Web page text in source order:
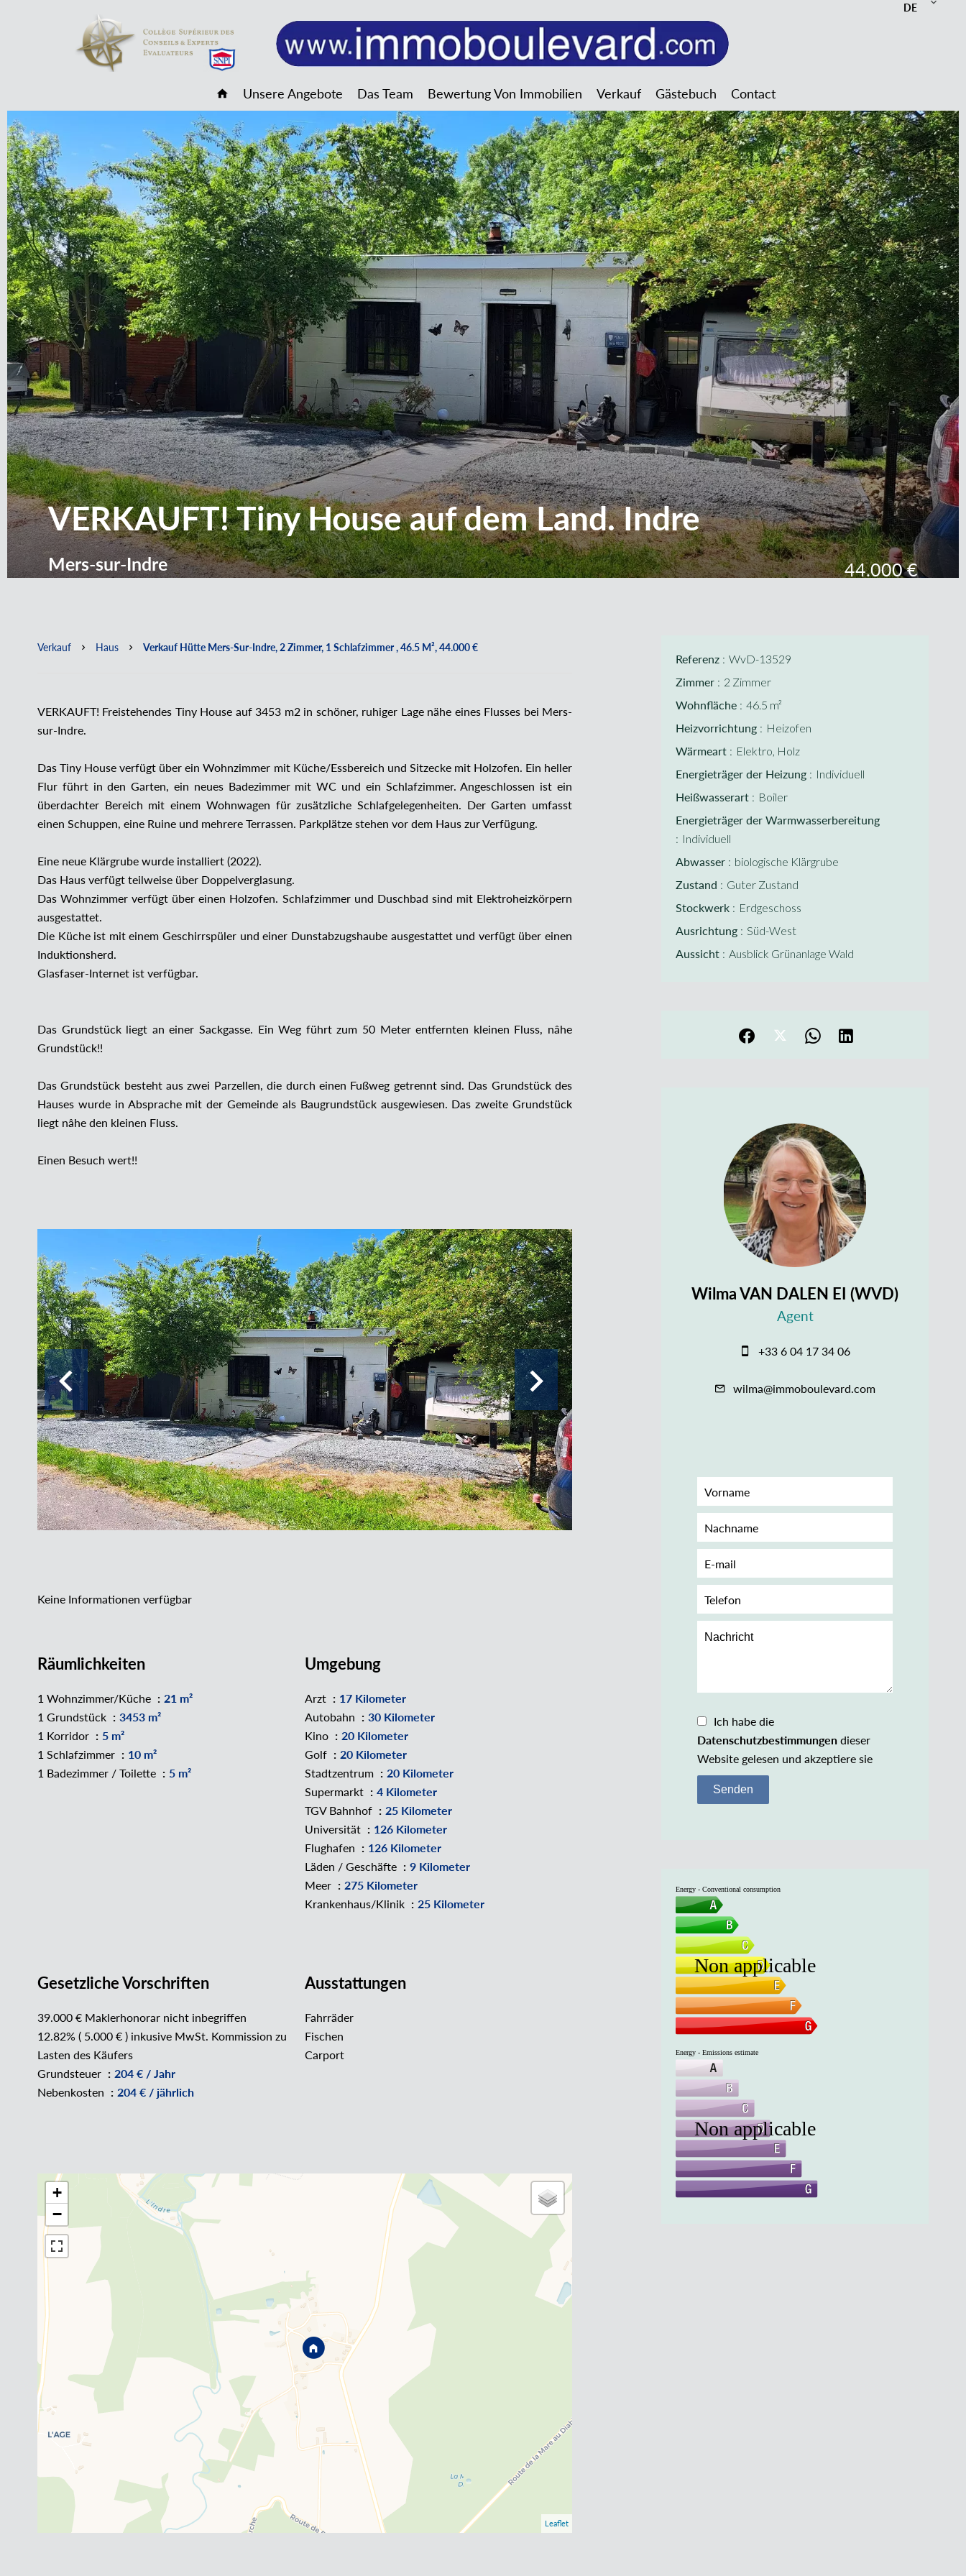
DE
Unsere Angebote Das Team Bewertung Von Immobilien Verkauf Gästebuch Contact
VERKAUFT! Tiny House auf dem Land. Indre
Mers-sur-Indre 44.000 €
Verkauf Haus Verkauf Hütte Mers-Sur-Indre, 2 Zimmer, 1 Schlafzimmer , 46.5 M², 44.000 €
VERKAUFT! Freistehendes Tiny House auf 3453 m2 in schöner, ruhiger Lage nähe eines Flusses bei Mers-
sur-Indre.
Das Tiny House verfügt über ein Wohnzimmer mit Küche/Essbereich und Sitzecke mit Holzofen. Ein heller
Flur führt in den Garten, ein neues Badezimmer mit WC und ein Schlafzimmer. Angeschlossen ist ein
überdachter Bereich mit einem Wohnwagen für zusätzliche Schlafgelegenheiten. Der Garten umfasst
einen Schuppen, eine Ruine und mehrere Terrassen. Parkplätze stehen vor dem Haus zur Verfügung.
Eine neue Klärgrube wurde installiert (2022).
Das Haus verfügt teilweise über Doppelverglasung.
Das Wohnzimmer verfügt über einen Holzofen. Schlafzimmer und Duschbad sind mit Elektroheizkörpern
ausgestattet.
Die Küche ist mit einem Geschirrspüler und einer Dunstabzugshaube ausgestattet und verfügt über einen
Induktionsherd.
Glasfaser-Internet ist verfügbar.
Das Grundstück liegt an einer Sackgasse. Ein Weg führt zum 50 Meter entfernten kleinen Fluss, nâhe
Grundstück!!
Das Grundstück besteht aus zwei Parzellen, die durch einen Fußweg getrennt sind. Das Grundstück des
Hauses wurde in Absprache mit der Gemeinde als Baugrundstück ausgewiesen. Das zweite Grundstück
liegt nâhe den kleinen Fluss.
Einen Besuch wert!!
Keine Informationen verfügbar
Räumlichkeiten
1 Wohnzimmer/Küche
21 m²
1 Grundstück
3453 m²
1 Korridor
5 m²
1 Schlafzimmer
10 m²
1 Badezimmer / Toilette
5 m²
Umgebung
Arzt
17 Kilometer
Autobahn
30 Kilometer
Kino
20 Kilometer
Golf
20 Kilometer
Stadtzentrum
20 Kilometer
Supermarkt
4 Kilometer
TGV Bahnhof
25 Kilometer
Universität
126 Kilometer
Flughafen
126 Kilometer
Läden / Geschäfte
9 Kilometer
Meer
275 Kilometer
Krankenhaus/Klinik
25 Kilometer
Gesetzliche Vorschriften
39.000 € Maklerhonorar nicht inbegriffen
12.82% ( 5.000 € ) inkusive MwSt. Kommission zu
Lasten des Käufers
Grundsteuer
204 € / Jahr
Nebenkosten
204 € / jährlich
Ausstattungen
Fahrräder
Fischen
Carport
+
−
Leaflet
Referenz WvD-13529
Zimmer 2 Zimmer
Wohnfläche 46.5 m²
Heizvorrichtung Heizofen
Wärmeart Elektro, Holz
Energieträger der Heizung Individuell
Heißwasserart Boiler
Energieträger der Warmwasserbereitung
Individuell
Abwasser biologische Klärgrube
Zustand Guter Zustand
Stockwerk Erdgeschoss
Ausrichtung Süd-West
Aussicht Ausblick Grünanlage Wald
Wilma VAN DALEN EI (WVD)
Agent
+33 6 04 17 34 06
wilma@immoboulevard.com
Ich habe die
Datenschutzbestimmungendieser
Website gelesen und akzeptiere sie
Senden